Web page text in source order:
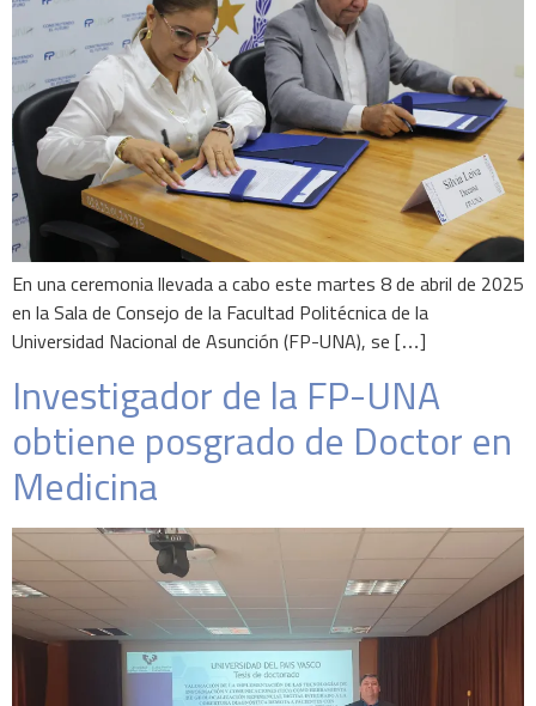
En una ceremonia llevada a cabo este martes 8 de abril de 2025
en la Sala de Consejo de la Facultad Politécnica de la
Universidad Nacional de Asunción (FP-UNA), se […]
Investigador de la FP-UNA
obtiene posgrado de Doctor en
Medicina